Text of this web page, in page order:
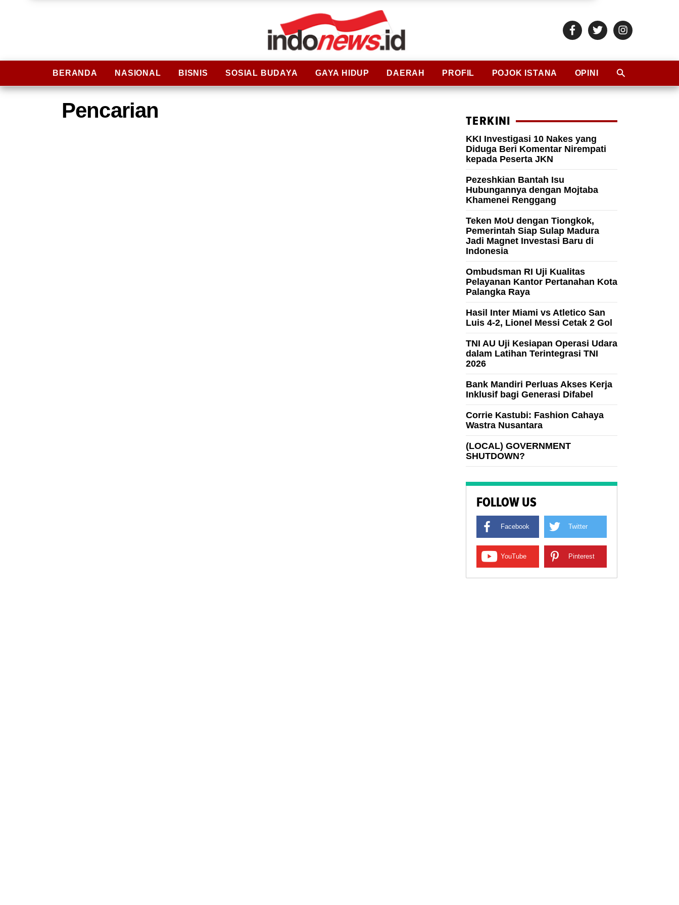
BERANDA NASIONAL BISNIS SOSIAL BUDAYA GAYA HIDUP DAERAH PROFIL POJOK ISTANA OPINI
Pencarian TERKINI
KKI Investigasi 10 Nakes yang
Diduga Beri Komentar Nirempati
kepada Peserta JKN
Pezeshkian Bantah Isu
Hubungannya dengan Mojtaba
Khamenei Renggang
Teken MoU dengan Tiongkok,
Pemerintah Siap Sulap Madura
Jadi Magnet Investasi Baru di
Indonesia
Ombudsman RI Uji Kualitas
Pelayanan Kantor Pertanahan Kota
Palangka Raya
Hasil Inter Miami vs Atletico San
Luis 4-2, Lionel Messi Cetak 2 Gol
TNI AU Uji Kesiapan Operasi Udara
dalam Latihan Terintegrasi TNI
2026
Bank Mandiri Perluas Akses Kerja
Inklusif bagi Generasi Difabel
Corrie Kastubi: Fashion Cahaya
Wastra Nusantara
(LOCAL) GOVERNMENT
SHUTDOWN?
FOLLOW US
Facebook Twitter
YouTube Pinterest